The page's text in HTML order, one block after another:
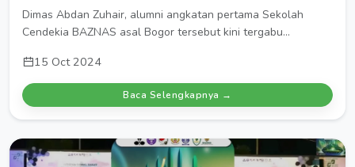
Dimas Abdan Zuhair, alumni angkatan pertama Sekolah
Cendekia BAZNAS asal Bogor tersebut kini tergabu...
15 Oct 2024
Baca Selengkapnya →